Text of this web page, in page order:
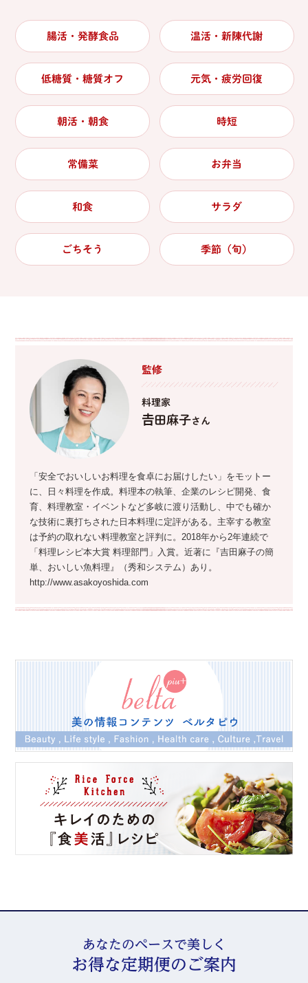
腸活・発酵食品 温活・新陳代謝
低糖質・糖質オフ 元気・疲労回復
朝活・朝食 時短
常備菜 お弁当
和食 サラダ
ごちそう 季節（旬）
監修
料理家
𠮷田麻子さん
「安全でおいしいお料理を食卓にお届けしたい」をモットー
に、日々料理を作成。料理本の執筆、企業のレシピ開発、食
育、料理教室・イベントなど多岐に渡り活動し、中でも確か
な技術に裏打ちされた日本料理に定評がある。主宰する教室
は予約の取れない料理教室と評判に。2018年から2年連続で
「料理レシピ本大賞 料理部門」入賞。近著に『吉田麻子の簡
単、おいしい魚料理』（秀和システム）あり。
http://www.asakoyoshida.com
あなたのペースで美しく
お得な定期便のご案内